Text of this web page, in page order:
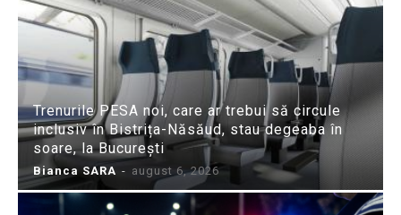
Trenurile PESA noi, care ar trebui să circule
inclusiv în Bistrița-Năsăud, stau degeaba în
soare, la București
Bianca SARA - august 6, 2026